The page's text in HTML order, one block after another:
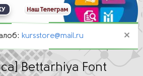
Наш Телеграм
kursstore@mail.ru
Bettarhiya Font